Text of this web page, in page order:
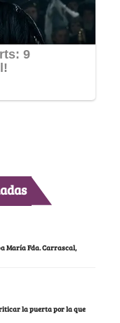
María Fda. Carrascal,
la puerta por la que